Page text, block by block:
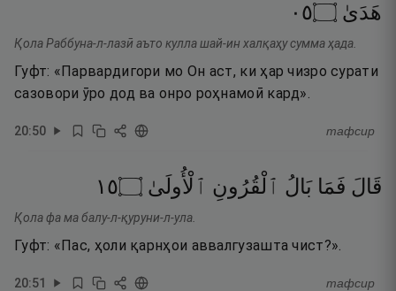
هَدَىٰ ۝٥٠
Қола Раббуна-л-лазӣ аъто кулла шай-ин халқаҳу сумма ҳада.
Гуфт: «Парвардигори мо Он аст, ки ҳар чизро сурати
сазовори ӯро дод ва онро роҳнамоӣ кард».
20:50 тафсир
قَالَ فَمَا بَالُ ٱلْقُرُونِ ٱلْأُولَىٰ ۝٥١
Қола фа ма балу-л-қуруни-л-ула.
Гуфт: «Пас, ҳоли қарнҳои аввалгузашта чист?».
20:51 тафсир